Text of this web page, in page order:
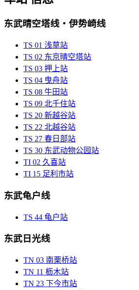
东武晴空塔线・伊势崎线
TS 01 浅草站
TS 02 东京晴空塔站
TS 03 押上站
TS 04 曳舟站
TS 08 牛田站
TS 09 北千住站
TS 20 新越谷站
TS 22 北越谷站
TS 27 春日部站
TS 30 东武动物公园站
TI 02 久喜站
TI 15 足利市站
东武龟户线
TS 44 龟户站
东武日光线
TN 03 南栗桥站
TN 11 枥木站
TN 23 下今市站